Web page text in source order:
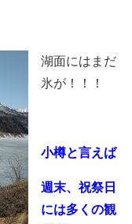
湖面にはまだ
氷が！！！
小樽と言えば
週末、祝祭日
には多くの観